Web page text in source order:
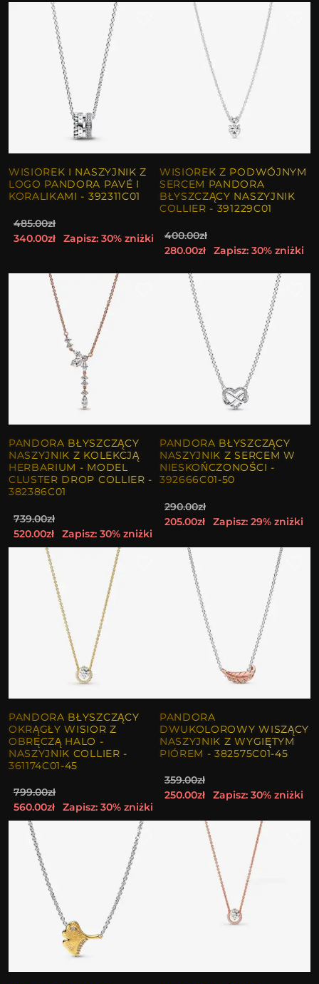
WISIOREK I NASZYJNIK Z
LOGO PANDORA PAVÉ I
KORALIKAMI - 392311C01
485.00zł
340.00zł
Zapisz: 30% zniżki
WISIOREK Z PODWÓJNYM
SERCEM PANDORA
BŁYSZCZĄCY NASZYJNIK
COLLIER - 391229C01
400.00zł
280.00zł
Zapisz: 30% zniżki
PANDORA BŁYSZCZĄCY
NASZYJNIK Z KOLEKCJĄ
HERBARIUM - MODEL
CLUSTER DROP COLLIER -
382386C01
739.00zł
520.00zł
Zapisz: 30% zniżki
PANDORA BŁYSZCZĄCY
NASZYJNIK Z SERCEM W
NIESKOŃCZONOŚCI -
392666C01-50
290.00zł
205.00zł
Zapisz: 29% zniżki
PANDORA BŁYSZCZĄCY
OKRĄGŁY WISIOR Z
OBRĘCZĄ HALO -
NASZYJNIK COLLIER -
361174C01-45
799.00zł
560.00zł
Zapisz: 30% zniżki
PANDORA
DWUKOLOROWY WISZĄCY
NASZYJNIK Z WYGIĘTYM
PIÓREM - 382575C01-45
359.00zł
250.00zł
Zapisz: 30% zniżki